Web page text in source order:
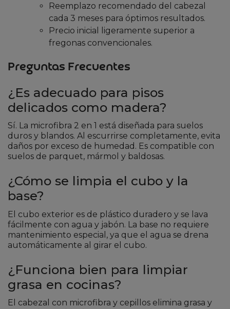
Reemplazo recomendado del cabezal
cada 3 meses para óptimos resultados.
Precio inicial ligeramente superior a
fregonas convencionales.
Preguntas Frecuentes
¿Es adecuado para pisos
delicados como madera?
Sí. La microfibra 2 en 1 está diseñada para suelos
duros y blandos. Al escurrirse completamente, evita
daños por exceso de humedad. Es compatible con
suelos de parquet, mármol y baldosas.
¿Cómo se limpia el cubo y la
base?
El cubo exterior es de plástico duradero y se lava
fácilmente con agua y jabón. La base no requiere
mantenimiento especial, ya que el agua se drena
automáticamente al girar el cubo.
¿Funciona bien para limpiar
grasa en cocinas?
El cabezal con microfibra y cepillos elimina grasa y